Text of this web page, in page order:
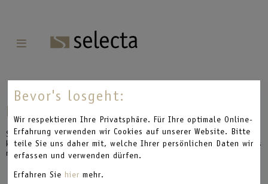
Passwortlink zugegesendet
Sie haben ein neues Passwort angefordert und erhalten in
kürze eine E-Mail an die von Ihnen eingegebene Adresse um das
neue Passwort festzulegen.
Bevor's losgeht:
Wir respektieren Ihre Privatsphäre. Für Ihre optimale Online-
Erfahrung verwenden wir Cookies auf unserer Website. Bitte
teile Sie uns daher mit, welche Ihrer persönlichen Daten wir
erfassen und verwenden dürfen.
Erfahren Sie hiermehr.